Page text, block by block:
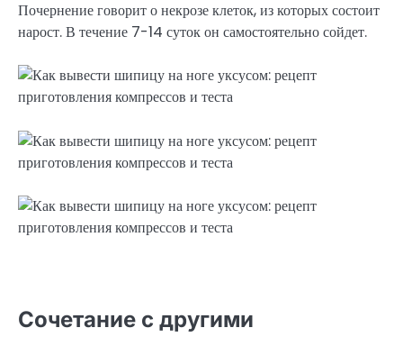
Почернение говорит о некрозе клеток, из которых состоит
нарост. В течение 7-14 суток он самостоятельно сойдет.
Сочетание с другими